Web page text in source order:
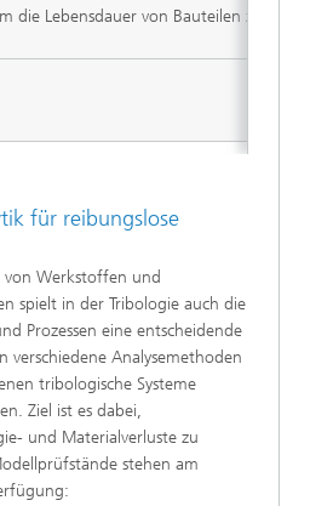
die Lebensdauer von Bauteilen zu
für reibungslose
Werkstoffen und
spielt in der Tribologie auch die
Prozessen eine entscheidende
verschiedene Analysemethoden
tribologische Systeme
Ziel ist es dabei,
und Materialverluste zu
stehen am